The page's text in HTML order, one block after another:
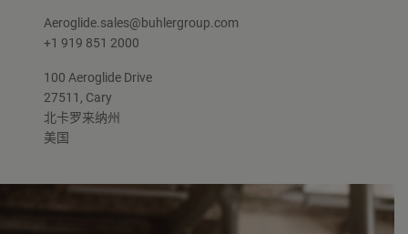
Aeroglide.sales@buhlergroup.com
+1 919 851 2000
100 Aeroglide Drive
27511, Cary
北卡罗来纳州
美国